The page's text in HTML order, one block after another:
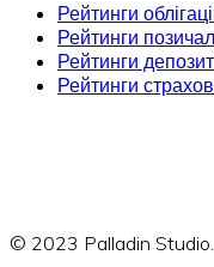
Рейтинги
Рейтинги
Рейтинги
Рейтинги
© 2023 Palladin